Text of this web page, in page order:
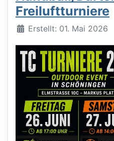
Freiluftturniere
DetailsErstellt: 01. Mai 2026